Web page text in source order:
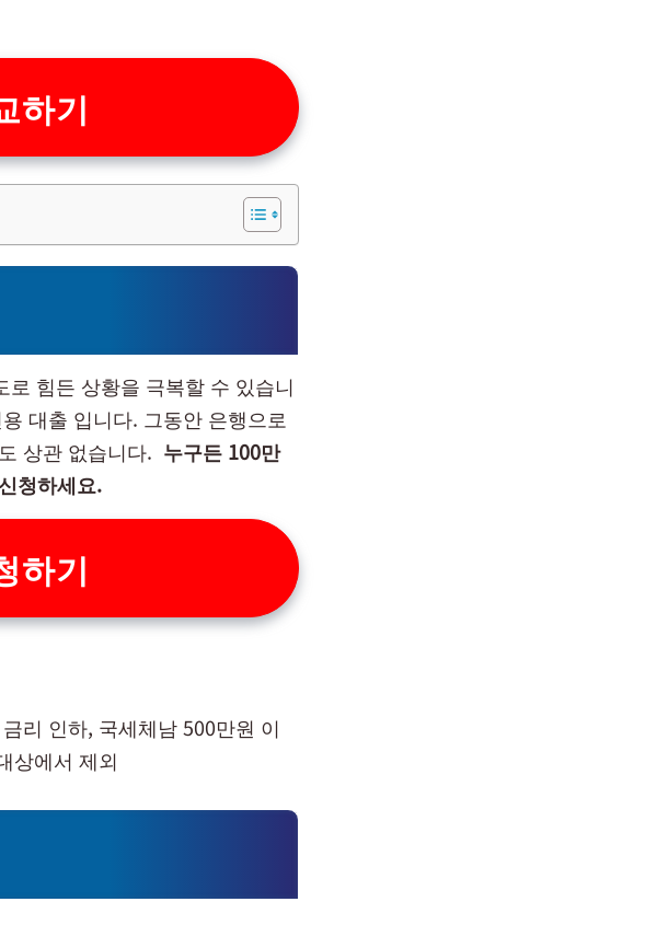
하기
힘든 상황을 극복할 수 있습니
대출 입니다. 그동안 은행으로
상관 없습니다. 누구든 100만
청하세요.
하기
리 인하, 국세체남 500만원 이
상에서 제외